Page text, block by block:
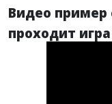
Видео пример
проходит игра